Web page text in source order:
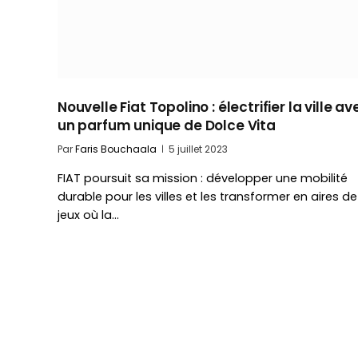
Nouvelle Fiat Topolino : électrifier la ville
un parfum unique de Dolce Vita
ParFaris Bouchaala 5 juillet 2023
FIAT poursuit sa mission : développer une mobilité
durable pour les villes et les transformer en aires de
jeux où la…